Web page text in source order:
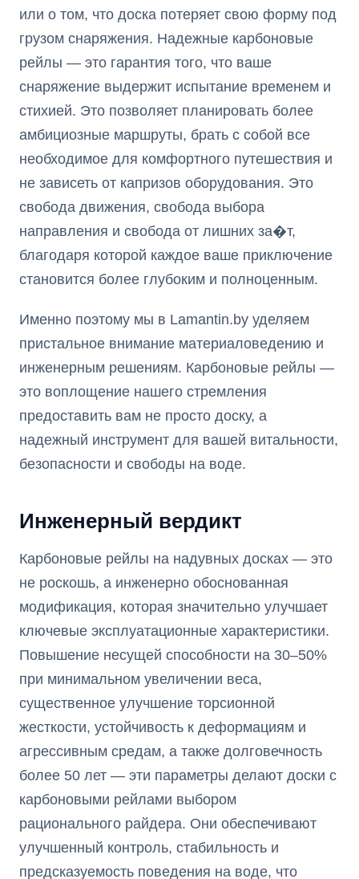
или о том, что доска потеряет свою форму под
грузом снаряжения. Надежные карбоновые
рейлы — это гарантия того, что ваше
снаряжение выдержит испытание временем и
стихией. Это позволяет планировать более
амбициозные маршруты, брать с собой все
необходимое для комфортного путешествия и
не зависеть от капризов оборудования. Это
свобода движения, свобода выбора
направления и свобода от лишних за�т,
благодаря которой каждое ваше приключение
становится более глубоким и полноценным.
Именно поэтому мы в Lamantin.by уделяем
пристальное внимание материаловедению и
инженерным решениям. Карбоновые рейлы —
это воплощение нашего стремления
предоставить вам не просто доску, а
надежный инструмент для вашей витальности,
безопасности и свободы на воде.
Инженерный вердикт
Карбоновые рейлы на надувных досках — это
не роскошь, а инженерно обоснованная
модификация, которая значительно улучшает
ключевые эксплуатационные характеристики.
Повышение несущей способности на 30–50%
при минимальном увеличении веса,
существенное улучшение торсионной
жесткости, устойчивость к деформациям и
агрессивным средам, а также долговечность
более 50 лет — эти параметры делают доски с
карбоновыми рейлами выбором
рационального райдера. Они обеспечивают
улучшенный контроль, стабильность и
предсказуемость поведения на воде, что